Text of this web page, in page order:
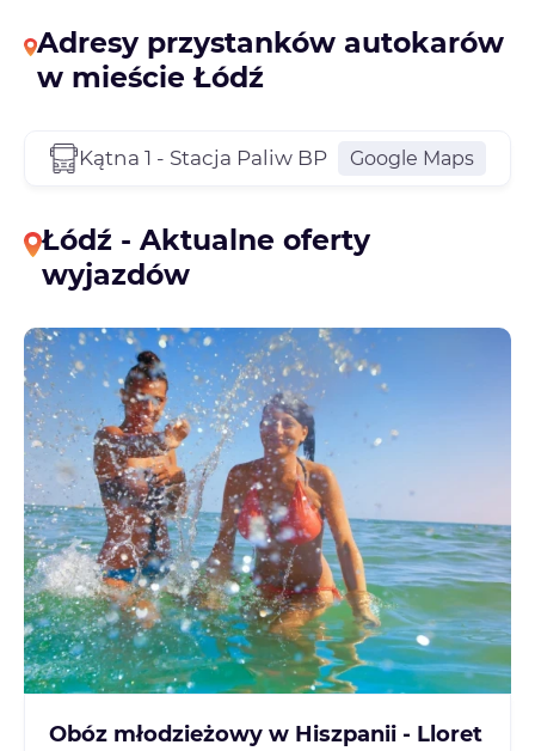
Adresy przystanków autokarów
w mieście Łódź
Kątna 1 - Stacja Paliw BP Google Maps
Łódź - Aktualne oferty
wyjazdów
Obóz młodzieżowy w Hiszpanii - Lloret